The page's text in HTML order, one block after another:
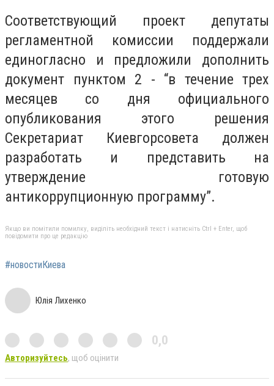
Соответствующий проект депутаты
регламентной комиссии поддержали
единогласно и предложили дополнить
документ пунктом 2 - “в течение трех
месяцев со дня официального
опубликования этого решения
Секретариат Киевгорсовета должен
разработать и представить на
утверждение готовую
антикоррупционную программу”.
Якщо ви помітили помилку, виділіть необхідний текст і натисніть Ctrl + Enter, щоб
повідомити про це редакцію
#новостиКиева
Юлія Лихенко
0,0
Авторизуйтесь, щоб оцінити